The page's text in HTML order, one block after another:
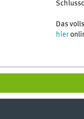
Das
hier